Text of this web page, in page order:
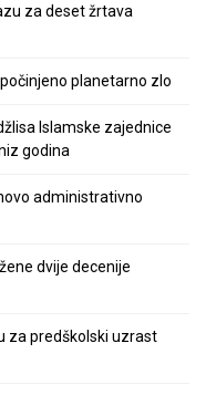
za deset žrtava
planetarno zlo
Islamske zajednice
godina
administrativno
dvije decenije
za predškolski uzrast